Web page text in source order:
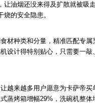
油烟还没来得及扩散就被吸
的安全隐患。
材种类和分量，精准匹配专
设计得特别贴心，只需要一
越来越多用户愿意为卡萨帝
蒸烤箱增幅29%，洗碗机整体